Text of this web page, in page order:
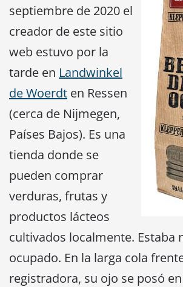
septiembre de 2020 el
creador de este sitio
web estuvo por la
tarde en Landwinkel
de Woerdt en Ressen
(cerca de Nijmegen,
Países Bajos). Es una
tienda donde se
pueden comprar
verduras, frutas y
productos lácteos
cultivados localmente. Estaba
ocupado. En la larga cola
registradora, su ojo se posó